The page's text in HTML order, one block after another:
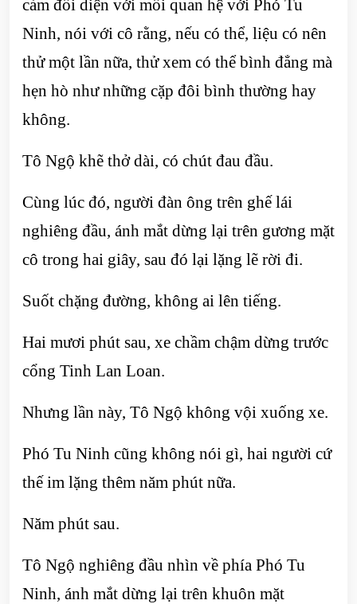
cảm đối diện với mối quan hệ với Phó Tu
Ninh, nói với cô rằng, nếu có thể, liệu có nên
thử một lần nữa, thử xem có thể bình đẳng mà
hẹn hò như những cặp đôi bình thường hay
không.
Tô Ngộ khẽ thở dài, có chút đau đầu.
Cùng lúc đó, người đàn ông trên ghế lái
nghiêng đầu, ánh mắt dừng lại trên gương mặt
cô trong hai giây, sau đó lại lặng lẽ rời đi.
Suốt chặng đường, không ai lên tiếng.
Hai mươi phút sau, xe chầm chậm dừng trước
cổng Tinh Lan Loan.
Nhưng lần này, Tô Ngộ không vội xuống xe.
Phó Tu Ninh cũng không nói gì, hai người cứ
thế im lặng thêm năm phút nữa.
Năm phút sau.
Tô Ngộ nghiêng đầu nhìn về phía Phó Tu
Ninh, ánh mắt dừng lại trên khuôn mặt